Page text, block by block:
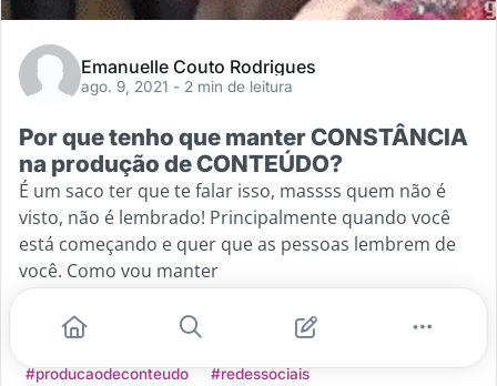
Emanuelle Couto Rodrigues
ago. 9, 2021 - 2 min de leitura
Por que tenho que manter CONSTÂNCIA
na produção de CONTEÚDO?
É um saco ter que te falar isso, massss quem não é
visto, não é lembrado! Principalmente quando você
está começando e quer que as pessoas lembrem de
você. Como vou manter
...
#empreendedorismo #instagram
#constancia
#producaodeconteudo
#redessociais